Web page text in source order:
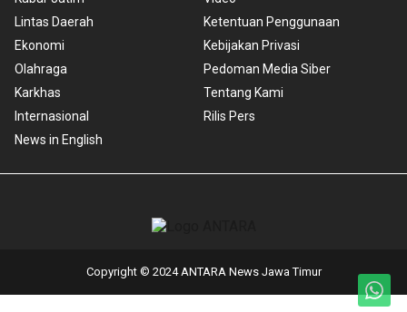
Lintas Daerah
Ekonomi
Olahraga
Karkhas
Internasional
News in English
Ketentuan Penggunaan
Kebijakan Privasi
Pedoman Media Siber
Tentang Kami
Rilis Pers
Copyright © 2024 ANTARA News Jawa Timur